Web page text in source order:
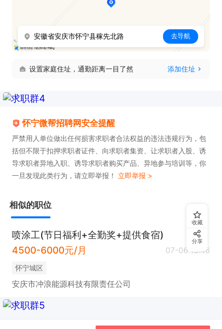
安徽省安庆市怀宁县稼先北路 去导航
设置家庭住址，通勤距离一目了然 添加住址
怀宁微帮招聘网安全提醒
严禁用人单位做出任何损害求职者合法权益的违法违规行为，包
括但不限于扣押求职者证件、向求职者集资、让求职者入股、诱
导求职者异地入职、诱导求职者购买产品、异地参与培训等，你
一旦发现此类行为，请立即举报！ 立即举报 >
相似的职位
喷涂工(节日福利+全勤奖+提供食宿)
4500-6000元/月
07-06 15:46
怀宁城区
安庆市冲浪能源科技有限责任公司
收藏
分享